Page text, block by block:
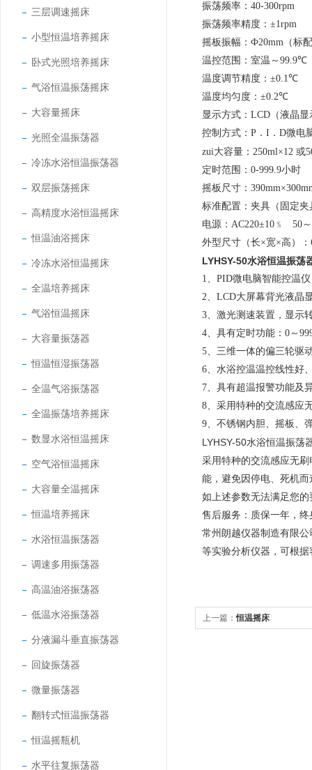
三层调速摇床
小型恒温培养摇床
卧式光照培养摇床
气浴恒温振荡摇床
大容量摇床
光照全温振荡器
冷冻水浴恒温振荡器
双层振荡摇床
高精度水浴恒温摇床
恒温油浴摇床
冷冻水浴恒温摇床
全温培养摇床
气浴恒温摇床
大容量振荡器
恒温恒湿振荡器
全温气浴振荡器
全温振荡培养摇床
数显水浴恒温摇床
空气浴恒温摇床
大容量全温摇床
恒温培养摇床
水浴恒温振荡器
调速多用振荡器
高温油浴振荡器
低温水浴振荡器
分液漏斗垂直振荡器
回旋振荡器
微量振荡器
翻转式恒温振荡器
恒温摇瓶机
水平往复振荡器
振荡频率： 40-300rpm
振荡频率精度： ±1rpm
摇板振幅： Ф20mm （标
温控范围：室温～ 99.9℃
温度调节精度： ±0.1℃
温度均匀度： ±0.2℃
显示方式： LCD （液晶
控制方式： P ． I ． D微电
zui大容量： 250ml×12 或
定时范围： 0-999.9小时
摇板尺寸：
标准配置：夹具（固定夹
电源： AC220±10 ﹪ 50 ～
外型尺寸（长×宽×高）：
LYHSY-50水浴恒温振荡
1、 PID微电脑智能控温
2、 LCD大屏幕背光液晶
3、 激光测速装置，显示
4、具有定时功能： 0 ～
5、三维一体的偏三轮驱
6、水浴控温温控线性好
7、具有超温报警功能及
8、采用特种的交流感应
9、不锈钢内胆、摇板、
LYHSY-50水浴恒温振荡
采用特种的交流感应无
能，避免因停电、死机
如上述参数无法满足您
售后服务：质保一年，终
常州朗越仪器制造有限
等实验分析仪器，可根
上一篇：恒温摇床